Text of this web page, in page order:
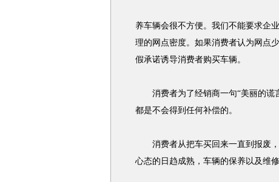
养车辆会很不方便。我们不能要求企
理的网点密度。如果消费者认为网点
假承诺诱导消费者购买车辆。
消费者为了经销商一句“美丽的谎
都是不会得到任何补偿的。
消费者从把车买回来一直到报废，
心态的日趋成熟，车辆的保养以及维